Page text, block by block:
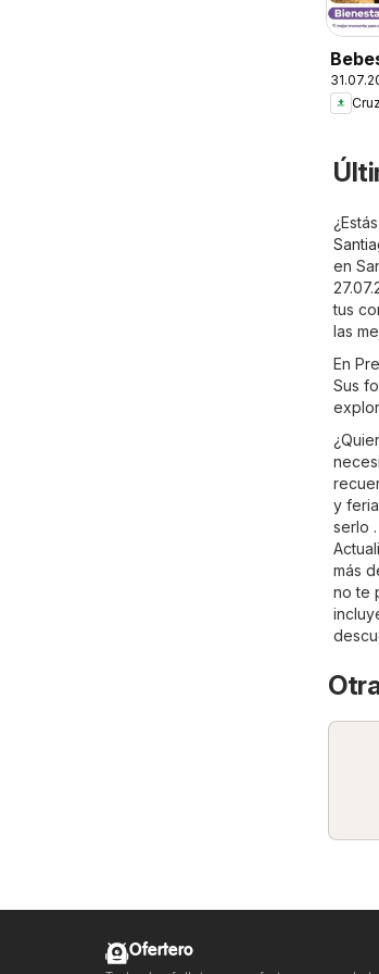
en
tus
las
En
Sus
y
serlo
más
no te
Ofertero